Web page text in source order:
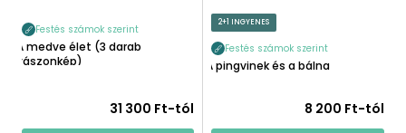
Festés számok szerint
A medve élet (3 darab
vászonkép)
31 300 Ft-tól
2+1 INGYENES
Festés számok szerint
A pingvinek és a bálna
8 200 Ft-tól